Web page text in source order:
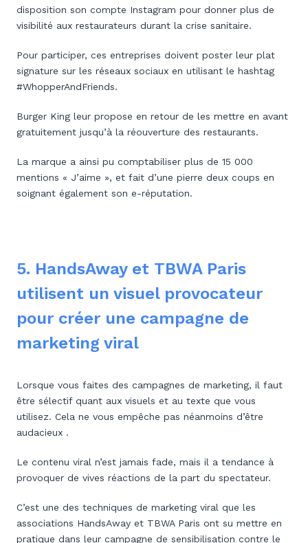
disposition son compte Instagram pour donner plus de
visibilité aux restaurateurs durant la crise sanitaire.
Pour participer, ces entreprises doivent poster leur plat
signature sur les réseaux sociaux en utilisant le hashtag
#WhopperAndFriends.
Burger King leur propose en retour de les mettre en avant
gratuitement jusqu’à la réouverture des restaurants.
La marque a ainsi pu comptabiliser plus de 15 000
mentions « J’aime », et fait d’une pierre deux coups en
soignant également son e-réputation.
5. HandsAway et TBWA Paris
utilisent un visuel provocateur
pour créer une campagne de
marketing viral
Lorsque vous faites des campagnes de marketing, il faut
être sélectif quant aux visuels et au texte que vous
utilisez. Cela ne vous empêche pas néanmoins d’être
audacieux .
Le contenu viral n’est jamais fade, mais il a tendance à
provoquer de vives réactions de la part du spectateur.
C’est une des techniques de marketing viral que les
associations HandsAway et TBWA Paris ont su mettre en
pratique dans leur campagne de sensibilisation contre le